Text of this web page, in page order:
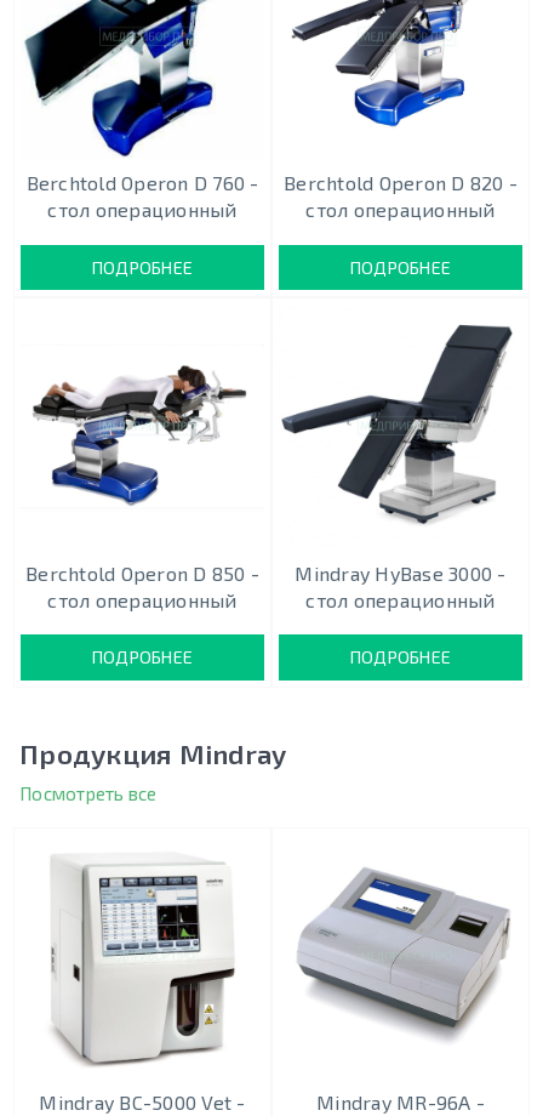
Berchtold Operon D 760 -
стол операционный
ПОДРОБНЕЕ
Berchtold Operon D 820 -
стол операционный
ПОДРОБНЕЕ
Berchtold Operon D 850 -
стол операционный
ПОДРОБНЕЕ
Mindray HyBase 3000 -
стол операционный
ПОДРОБНЕЕ
Продукция Mindray
Посмотреть все
Mindray BC-5000 Vet -
Mindray MR-96A -